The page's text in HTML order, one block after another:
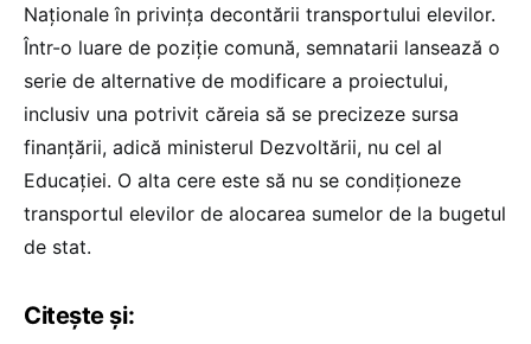
Naționale în privința decontării transportului elevilor.
Într-o luare de poziție comună, semnatarii lansează o
serie de alternative de modificare a proiectului,
inclusiv una potrivit căreia să se precizeze sursa
finanțării, adică ministerul Dezvoltării, nu cel al
Educației. O alta cere este să nu se condiționeze
transportul elevilor de alocarea sumelor de la bugetul
de stat.
Citește și: